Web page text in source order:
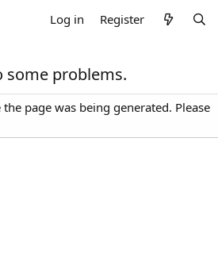
Log in Register
some problems.
page was being generated. Please